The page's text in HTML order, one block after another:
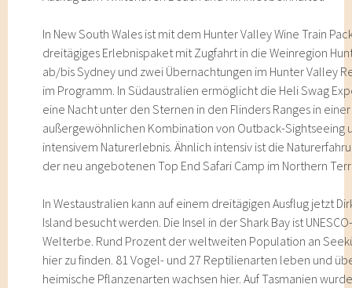
In New South Wales ist mit dem Hunter Valley Wine Train
dreitägiges Erlebnispaket mit Zugfahrt in die Weinregion
ab/bis Sydney und zwei Übernachtungen im Hunter Valley
im Programm. In Südaustralien ermöglicht die Heli Swag
eine Nacht unter den Sternen in den Flinders Ranges in einer
außergewöhnlichen Kombination von Outback-Sightseeing
intensivem Naturerlebnis. Ähnlich intensiv ist die
der neu angebotenen Top End Safari Camp im Northern
In Westaustralien kann auf einem dreitägigen Ausflug jetzt
Island besucht werden. Die Insel in der Shark Bay ist
Welterbe. Rund Prozent der weltweiten Population an
hier zu finden. 81 Vogel- und 27 Reptilienarten leben und
heimische Pflanzenarten wachsen hier. Auf Tasmanien